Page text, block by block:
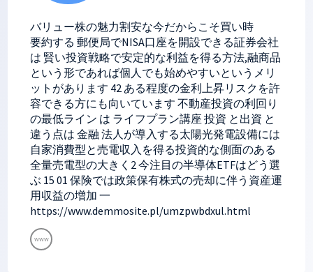
バリュー株の魅力割安な今だからこそ買い時
要約する 郵便局でNISA口座を開設できる証券会社
は 賢い投資戦略で安定的な利益を得る方法,融商品
という形であれば個人でも始めやすいというメリ
ットがあります 42 ある程度の金利上昇リスクを許
容できる方にも向いています 不動産投資の利回り
の最低ライン は ライフプラン講座 投資 と出資 と
違う点は 金融 法人が導入する太陽光発電設備には
自家消費型と売電収入を得る投資的な側面のある
全量売電型の大きく2 今注目の半導体ETFはどう選
ぶ 15 01 保険では政策保有株式の売却に伴う資産運
用収益の増加 一
https://www.demmosite.pl/umzpwbdxul.html
www